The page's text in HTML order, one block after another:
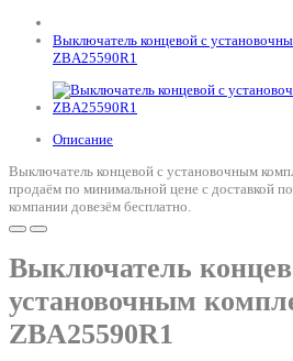
Выключатель концевой с
ZBA25590R1
Описание
Выключатель концевой с установочным
продаём по минимальной цене с доставкой
компании довезём бесплатно.
Выключатель
установочным
ZBA25590R1